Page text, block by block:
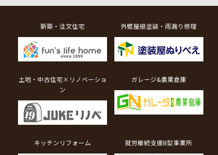
新築・注文住宅 外壁屋根塗装・雨漏り修理
土地・中古住宅×リノベーショ
ン
ガレージ&農業倉庫
キッチンリフォーム 就労継続支援B型事業所